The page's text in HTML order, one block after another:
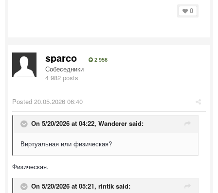
0
sparco 2 956
Собеседники
4 982 posts
Posted 20.05.2026 06:40
On 5/20/2026 at 04:22, Wanderer said:
Виртуальная или физическая?
Физическая.
On 5/20/2026 at 05:21, rintik said: